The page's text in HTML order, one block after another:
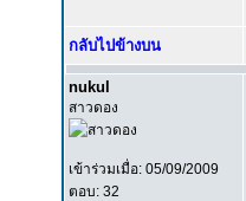
กลับไปข้างบน
nukul
สาวดอง
เข้าร่วมเมื่อ: 05/09/2009
ตอบ: 32